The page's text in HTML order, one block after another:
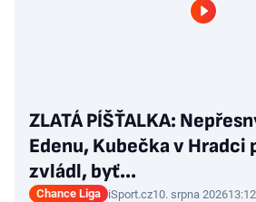
ZLATÁ PÍŠŤALKA:
Edenu, Kubečka v Hradci
zvládl, byť…
Chance Liga iSport.cz10. srpna 202613:12